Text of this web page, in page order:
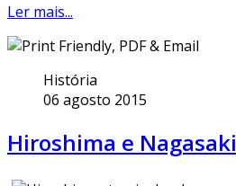
Ler mais...
História
06 agosto 2015
Hiroshima e Nagasaki